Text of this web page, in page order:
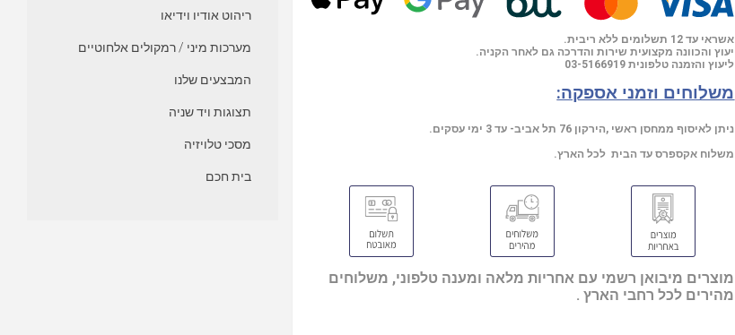
אשראי עד 12 תשלומים ללא ריבית.
יעוץ והכוונה מקצועית שירות והדרכה גם לאחר הקניה.
ליעוץ והזמנה טלפונית 03-5166919
משלוחים וזמני אספקה:
ניתן לאיסוף ממחסן ראשי ,הירקון 76 תל אביב- עד 3 ימי עסקים.
משלוח אקספרס עד הבית לכל הארץ.
מוצרים מיבואן רשמי עם אחריות מלאה ומענה טלפוני, משלוחים
מהירים לכל רחבי הארץ .
ריהוט אודיו וידיאו
מערכות מיני / רמקולים אלחוטיים
המבצעים שלנו
תצוגות ויד שניה
מסכי טלויזיה
בית חכם